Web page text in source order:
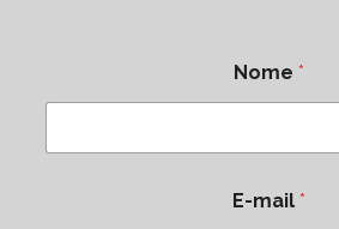
Nome *
E-mail *